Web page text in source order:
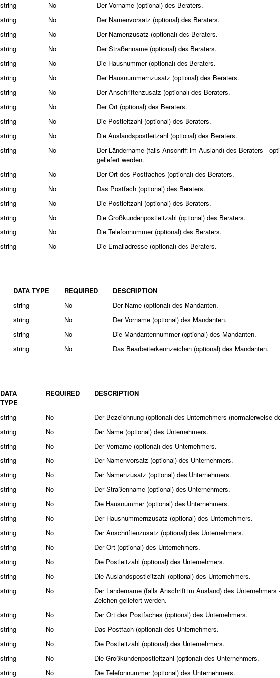
string No
Der Vorname (optional) des Beraters.
string No
Der Namenvorsatz (optional) des Beraters.
string No
Der Namenzusatz (optional) des Beraters.
string No
Der Straßenname (optional) des Beraters.
string No
Die Hausnummer (optional) des Beraters.
string No
Der Hausnummernzusatz (optional) des Beraters.
string No
Der Anschriftenzusatz (optional) des Beraters.
string No
Der Ort (optional) des Beraters.
string No
Die Postleitzahl (optional) des Beraters.
string No
Die Auslandspostleitzahl (optional) des Beraters.
string No
Der Ländername (falls Anschrift im Ausland) des Beraters -
geliefert werden.
string No
Der Ort des Postfaches (optional) des Beraters.
string No
Das Postfach (optional) des Beraters.
string No
Die Postleitzahl (optional) des Beraters.
string No
Die Großkundenpostleitzahl (optional) des Beraters.
string No
Die Telefonnummer (optional) des Beraters.
string No Die Emailadresse (optional) des Beraters.
DATA TYPE REQUIRED
DESCRIPTION
string No
Der Name (optional) des Mandanten.
string No
Der Vorname (optional) des Mandanten.
string No
Die Mandantennummer (optional) des Mandanten.
string No Das Bearbeiterkennzeichen (optional) des Mandanten.
DATA
TYPE
REQUIRED DESCRIPTION
string No
Der Bezeichnung (optional) des Unternehmers (normalerweise
string No
Der Name (optional) des Unternehmers.
string No
Der Vorname (optional) des Unternehmers.
string No
Der Namenvorsatz (optional) des Unternehmers.
string No
Der Namenzusatz (optional) des Unternehmers.
string No
Der Straßenname (optional) des Unternehmers.
string No
Die Hausnummer (optional) des Unternehmers.
string No
Der Hausnummernzusatz (optional) des Unternehmers.
string No
Der Anschriftenzusatz (optional) des Unternehmers.
string No
Der Ort (optional) des Unternehmers.
string No
Die Postleitzahl (optional) des Unternehmers.
string No
Die Auslandspostleitzahl (optional) des Unternehmers.
string No
Der Ländername (falls Anschrift im Ausland) des
Zeichen geliefert werden.
string No
Der Ort des Postfaches (optional) des Unternehmers.
string No
Das Postfach (optional) des Unternehmers.
string No
Die Postleitzahl (optional) des Unternehmers.
string No
Die Großkundenpostleitzahl (optional) des Unternehmers.
string No
Die Telefonnummer (optional) des Unternehmers.